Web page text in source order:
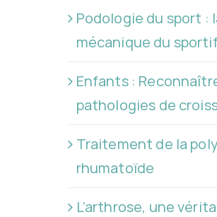
Podologie du sport :
mécanique du sportif
Enfants :
pathologies de
Traitement de la
rhumatoïde
L’arthrose, une